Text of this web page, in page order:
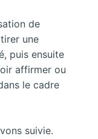
de
une
puis ensuite
affirmer ou
le cadre
suivie.